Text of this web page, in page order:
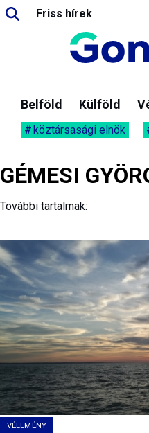
Friss hírek
Belföld Külföld
köztársasági elnök
GÉMESI
További tartalmak:
VÉLEMÉNY